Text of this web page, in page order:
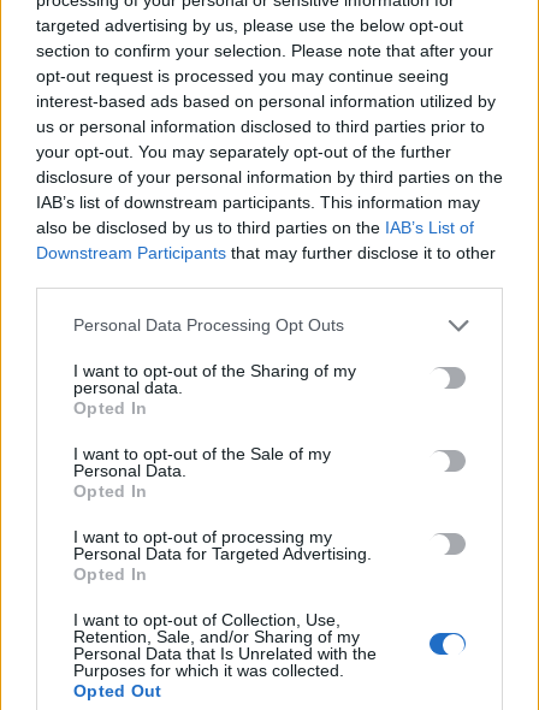
targeted advertising by us, please use the below opt-out
section to confirm your selection. Please note that after your
opt-out request is processed you may continue seeing
interest-based ads based on personal information utilized by
us or personal information disclosed to third parties prior to
your opt-out. You may separately opt-out of the further
disclosure of your personal information by third parties on the
IAB’s list of downstream participants. This information may
also be disclosed by us to third parties on the IAB’s List of
Downstream Participants that may further disclose it to other
Personal Data Processing Opt Outs
I want to opt-out of the Sharing of my
personal data.
Opted In
I want to opt-out of the Sale of my
Personal Data.
Opted In
I want to opt-out of processing my
Personal Data for Targeted Advertising.
Opted In
I want to opt-out of Collection, Use,
Retention, Sale, and/or Sharing of my
Personal Data that Is Unrelated with the
Purposes for which it was collected.
Opted Out
ΑΘΛΗΤΙΚΑ
Ακρωτηριάστηκε 23χρονος οπαδός που
άναψε φωτοβολίδα στο ΑΕΚ-Λεβαδειακός
Ένας 23χρονος φίλαθλος τραυματίστηκε σοβαρά το βράδυ της
Κυριακή (23/2) στη Νέα Φιλαδέλφεια, κατά τη διάρκεια του
αγώνα ΑΕΚ…
Newsroom 23 Φεβρουαρίου, 2026
ΡΟΗ ΕΙΔΗΣΕΩΝ
Σύγκρουση ελικοπτέρων: Στο μικροσκόπιο τα «μαύρα κουτιά»
και οι τελευταίες συνομιλίες